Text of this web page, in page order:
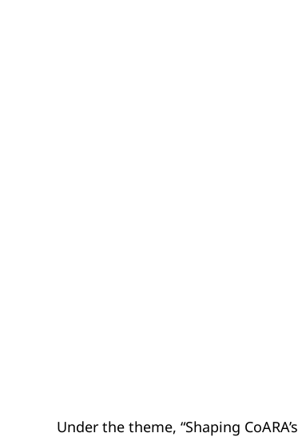
Under the theme, “Shaping CoARA’s